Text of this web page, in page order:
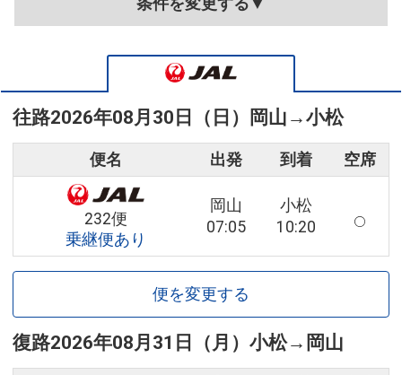
条件を変更する▼
往路2026年08月30日（日） 岡山 →小松
便名 出発 到着 空席
232便
乗継便あり
岡山
07:05
小松
10:20
便を変更する
復路2026年08月31日（月） 小松→ 岡山